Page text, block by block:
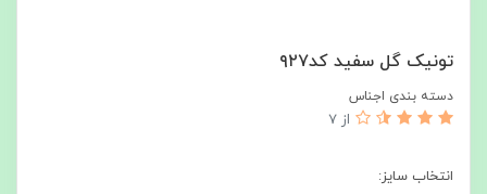
تونیک گل سفید کد۹۲۷
دسته بندی اجناس
از 7
انتخاب سایز: